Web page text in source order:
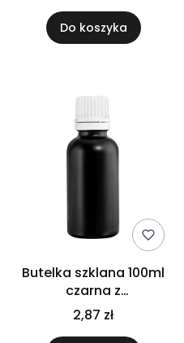
Do koszyka
Butelka szklana 100ml
czarna z
kroplomierzem białym
2,87 zł